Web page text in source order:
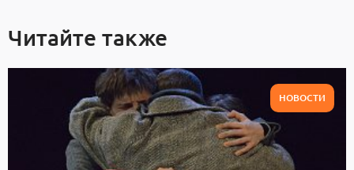
Читайте также
НОВОСТИ